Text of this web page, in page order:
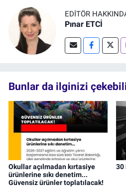
EDITÖR
Pınar ETCİ
Bunlar da ilginizi
Okullar açılmadan kırtasiye
ürünlerine sıkı denetim...
Güvensiz ürünler toplatılacak!
30